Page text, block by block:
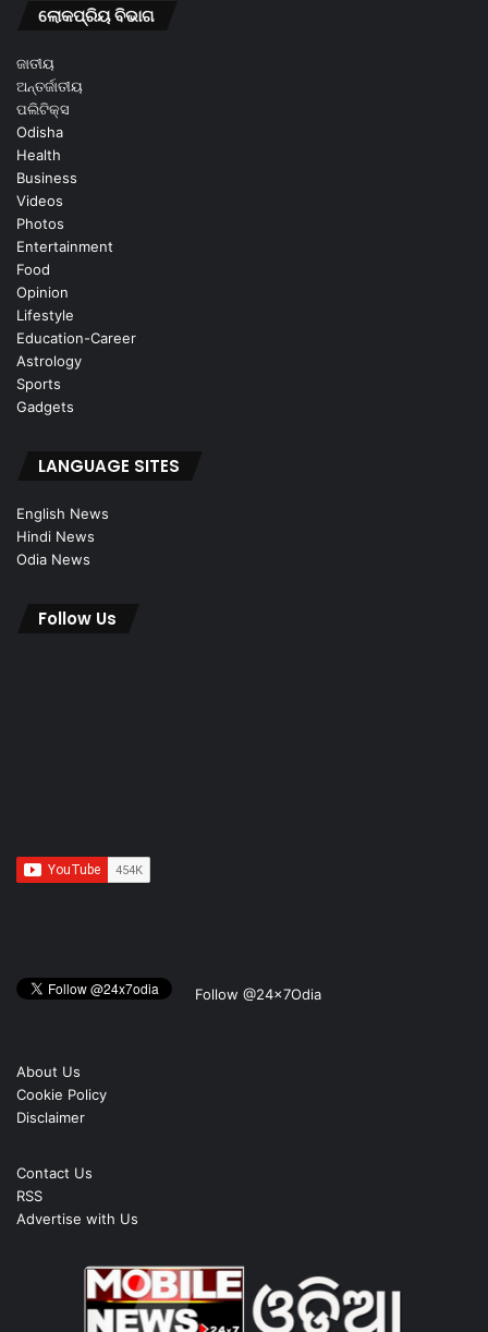
ଲୋକପ୍ରିୟ ବିଭାଗ
ଜାତୀୟ
ଅନ୍ତର୍ଜାତୀୟ
ପଲିଟିକ୍ସ
Odisha
Health
Business
Videos
Photos
Entertainment
Food
Opinion
Lifestyle
Education-Career
Astrology
Sports
Gadgets
LANGUAGE SITES
English News
Hindi News
Odia News
Follow Us
Follow @24x7Odia
About Us
Cookie Policy
Disclaimer
Contact Us
RSS
Advertise with Us